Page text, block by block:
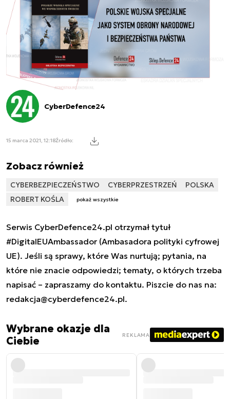
CyberDefence24
15 marca 2021, 12:18Źródło:
Zobacz również
CYBERBEZPIECZEŃSTWO CYBERPRZESTRZEŃ
POLSKA
ROBERT KOŚLA
pokaż wszystkie
Serwis CyberDefence24.pl otrzymał tytuł
#DigitalEUAmbassador (Ambasadora polityki cyfrowej
UE). Jeśli są sprawy, które Was nurtują; pytania, na
które nie znacie odpowiedzi; tematy, o których trzeba
napisać – zapraszamy do kontaktu. Piszcie do nas na:
redakcja@cyberdefence24.pl.
Wybrane okazje dla
Ciebie
REKLAMA